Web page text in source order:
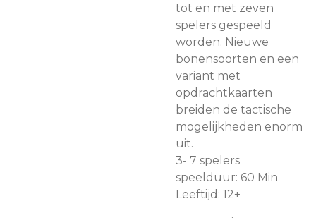
tot en met zeven
spelers gespeeld
worden. Nieuwe
bonensoorten en een
variant met
opdrachtkaarten
breiden de tactische
mogelijkheden enorm
uit.
3- 7 spelers
speelduur: 60 Min
Leeftijd: 12+